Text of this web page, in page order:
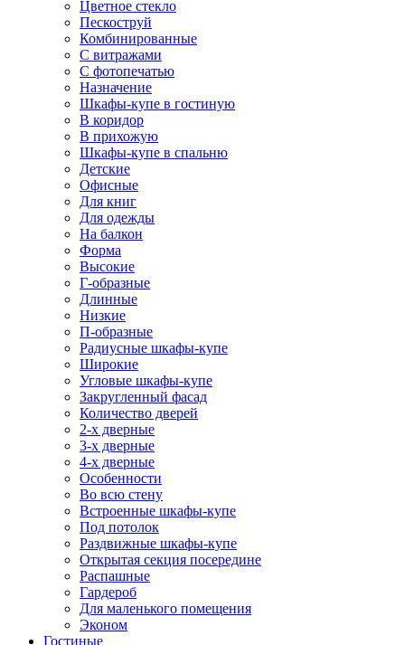
Цветное стекло
Пескоструй
Комбинированные
С витражами
С фотопечатью
Назначение
Шкафы-купе в гостиную
В коридор
В прихожую
Шкафы-купе в спальню
Детские
Офисные
Для книг
Для одежды
На балкон
Форма
Высокие
Г-образные
Длинные
Низкие
П-образные
Радиусные шкафы-купе
Широкие
Угловые шкафы-купе
Закругленный фасад
Количество дверей
2-х дверные
3-х дверные
4-х дверные
Особенности
Во всю стену
Встроенные шкафы-купе
Под потолок
Раздвижные шкафы-купе
Открытая секция посередине
Распашные
Гардероб
Для маленького помещения
Эконом
Гостиные